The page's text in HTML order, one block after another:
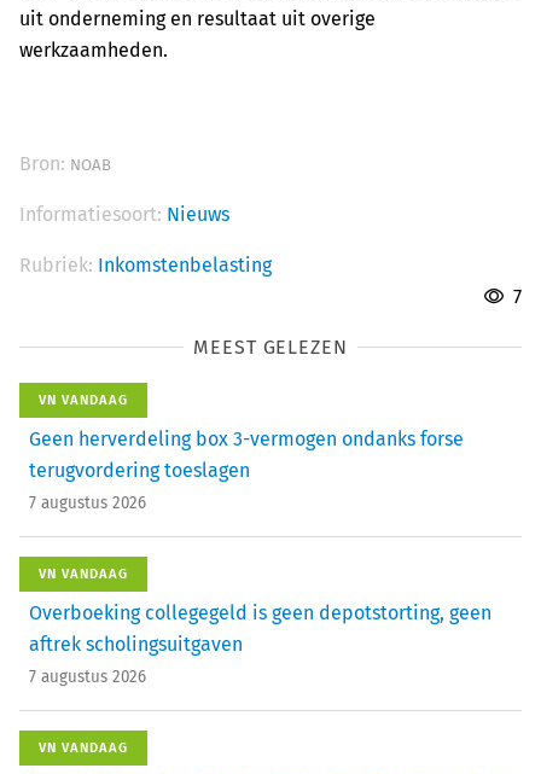
uit onderneming en resultaat uit overige
werkzaamheden.
Bron: NOAB
Informatiesoort: Nieuws
Rubriek: Inkomstenbelasting
7
MEEST GELEZEN
VN VANDAAG
Geen herverdeling box 3-vermogen ondanks forse
terugvordering toeslagen
7 augustus 2026
VN VANDAAG
Overboeking collegegeld is geen depotstorting, geen
aftrek scholingsuitgaven
7 augustus 2026
VN VANDAAG